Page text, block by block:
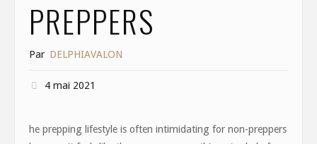
PREPPERS
Par DELPHIAVALON
4 mai 2021
he prepping lifestyle is often intimidating for non-preppers